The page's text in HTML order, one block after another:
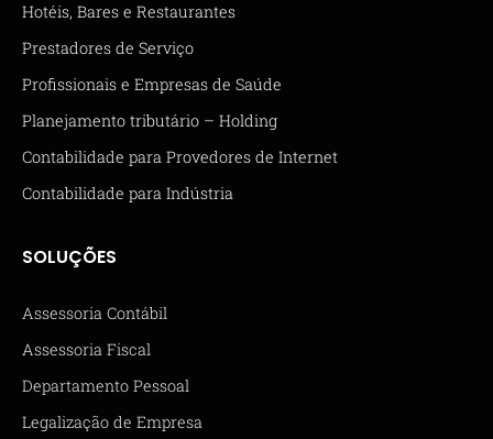
Hotéis, Bares e Restaurantes
Prestadores de Serviço
Profissionais e Empresas de Saúde
Planejamento tributário – Holding
Contabilidade para Provedores de Internet
Contabilidade para Indústria
SOLUÇÕES
Assessoria Contábil
Assessoria Fiscal
Departamento Pessoal
Legalização de Empresa